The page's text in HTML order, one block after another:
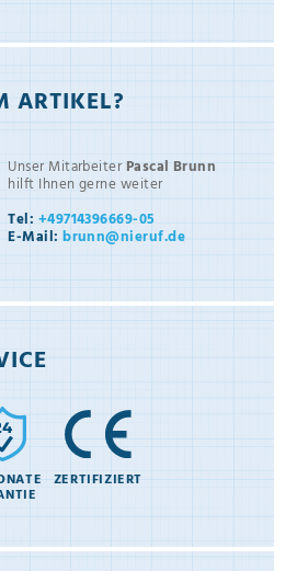
ARTIKEL?
Unser MitarbeiterPascal Brunn
hilft Ihnen gerne weiter
Tel: +49714396669-05
E-Mail: brunn@nieruf.de
ZERTIFIZIERT